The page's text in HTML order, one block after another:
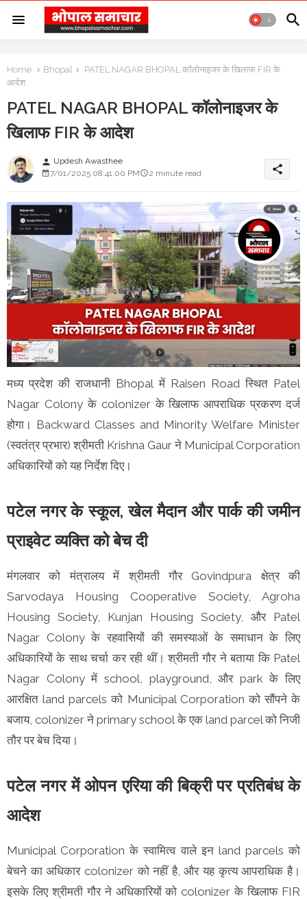
Home Bhopal
PATEL NAGAR BHOPAL कॉलोनाइजर के खिलाफ FIR के
आदेश
PATEL NAGAR BHOPAL कॉलोनाइजर के
खिलाफ FIR के आदेश
person Updesh Awasthee
7/01/2025 08:41:00 PM
2 minute read share
मध्य प्रदेश की राजधानी Bhopal में Raisen Road स्थित Patel
Nagar Colony के colonizer के खिलाफ आपराधिक प्रकरण दर्ज
होगा। Backward Classes and Minority Welfare Minister
(स्वतंत्र प्रभार) श्रीमती Krishna Gaur ने Municipal Corporation
अधिकारियों को यह निर्देश दिए।
पटेल नगर के स्कूल, खेल मैदान और पार्क की जमीन
प्राइवेट व्यक्ति को बेच दी
मंगलवार को मंत्रालय में श्रीमती गौर Govindpura क्षेत्र की
Sarvodaya Housing Cooperative Society, Agroha
Housing Society, Kunjan Housing Society, और Patel
Nagar Colony के रहवासियों की समस्याओं के समाधान के लिए
अधिकारियों के साथ चर्चा कर रही थीं। श्रीमती गौर ने बताया कि Patel
Nagar Colony में school, playground, और park के लिए
आरक्षित land parcels को Municipal Corporation को सौंपने के
बजाय, colonizer ने primary school के एक land parcel को निजी
तौर पर बेच दिया।
पटेल नगर में ओपन एरिया की बिक्री पर प्रतिबंध के
आदेश
Municipal Corporation के स्वामित्व वाले इन land parcels को
बेचने का अधिकार colonizer को नहीं है, और यह कृत्य आपराधिक है।
इसके लिए श्रीमती गौर ने अधिकारियों को colonizer के खिलाफ FIR